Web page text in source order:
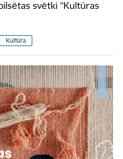
svētki “Kultūras
Kultūra